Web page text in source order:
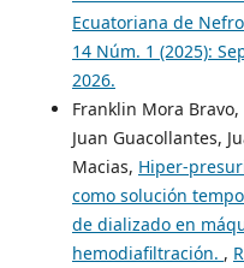
Ecuatoriana de
14 Núm. 1 (2025):
2026.
Franklin Mora
Juan Guacollantes,
Macias, Hiper-
como solución
de dializado en
hemodiafiltración. ,